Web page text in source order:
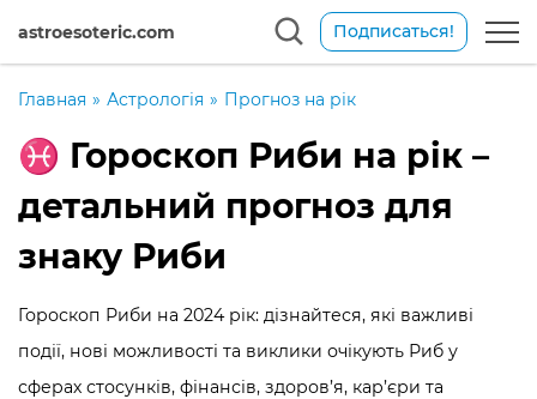
astroesoteric.com Подписаться!
Главная » Астрологія » Прогноз на рік
♓️ Гороскоп Риби на рік –
детальний прогноз для
знаку Риби
Гороскоп Риби на 2024 рік: дізнайтеся, які важливі
події, нові можливості та виклики очікують Риб у
сферах стосунків, фінансів, здоров’я, кар’єри та